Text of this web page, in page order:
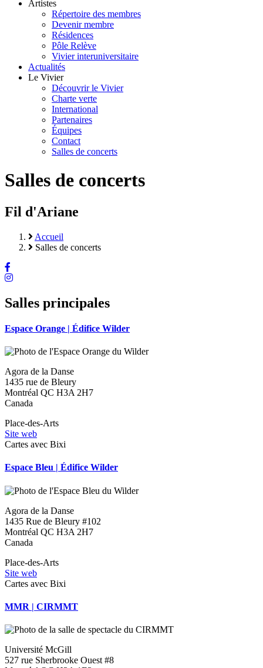
Artistes
Répertoire des membres
Devenir membre
Résidences
Pôle Relève
Vivier interuniversitaire
Actualités
Le Vivier
Découvrir le Vivier
Charte verte
International
Partenaires
Équipes
Contact
Salles de concerts
Salles de concerts
Fil d'Ariane
Accueil
Salles de concerts
Salles principales
Espace Orange | Édifice Wilder
Agora de la Danse
1435 rue de Bleury
Montréal QC H3A 2H7
Canada
Place-des-Arts
Site web
Cartes avec Bixi
Espace Bleu | Édifice Wilder
Agora de la Danse
1435 Rue de Bleury #102
Montréal QC H3A 2H7
Canada
Place-des-Arts
Site web
Cartes avec Bixi
MMR | CIRMMT
Université McGill
527 rue Sherbrooke Ouest #8